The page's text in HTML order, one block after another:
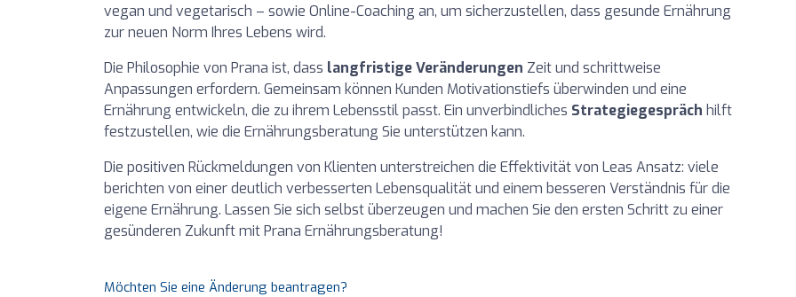
vegan und vegetarisch – sowie Online-Coaching an, um sicherzustellen, dass gesunde Ernährung
zur neuen Norm Ihres Lebens wird.
Die Philosophie von Prana ist, dass langfristige Veränderungen Zeit und schrittweise
Anpassungen erfordern. Gemeinsam können Kunden Motivationstiefs überwinden und eine
Ernährung entwickeln, die zu ihrem Lebensstil passt. Ein unverbindliches Strategiegespräch hilft
festzustellen, wie die Ernährungsberatung Sie unterstützen kann.
Die positiven Rückmeldungen von Klienten unterstreichen die Effektivität von Leas Ansatz: viele
berichten von einer deutlich verbesserten Lebensqualität und einem besseren Verständnis für die
eigene Ernährung. Lassen Sie sich selbst überzeugen und machen Sie den ersten Schritt zu einer
gesünderen Zukunft mit Prana Ernährungsberatung!
Möchten Sie eine Änderung beantragen?